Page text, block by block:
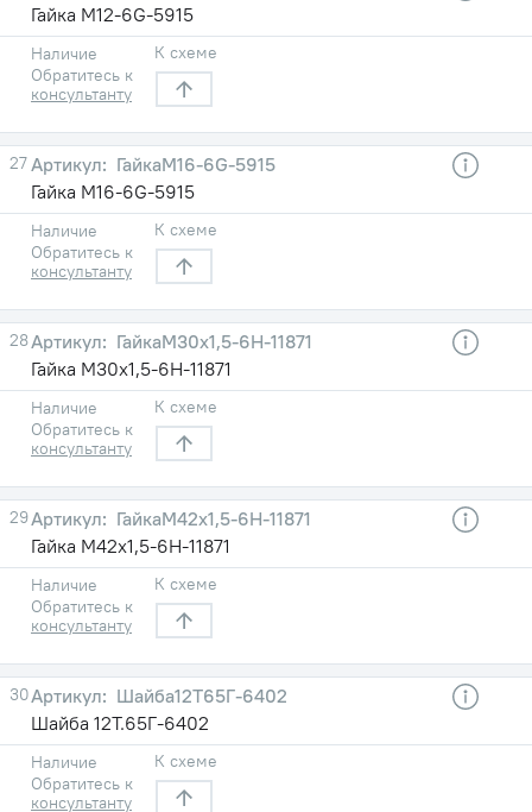
Гайка M12-6G-5915
Наличие
Обратитесь к
консультанту
К схеме
27
ГайкаM16-6G-5915
Гайка M16-6G-5915
Наличие
Обратитесь к
консультанту
К схеме
28
ГайкаМ30х1,5-6H-11871
Гайка М30х1,5-6H-11871
Наличие
Обратитесь к
консультанту
К схеме
29
ГайкаМ42х1,5-6H-11871
Гайка М42х1,5-6H-11871
Наличие
Обратитесь к
консультанту
К схеме
30
Шайба12Т65Г-6402
Шайба 12Т.65Г-6402
Наличие
Обратитесь к
консультанту
К схеме